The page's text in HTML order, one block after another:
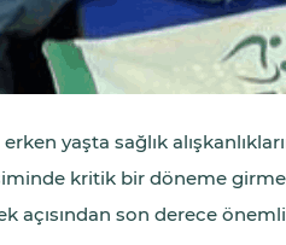
yaşta sağlık
kritik bir döneme
açısından son derece